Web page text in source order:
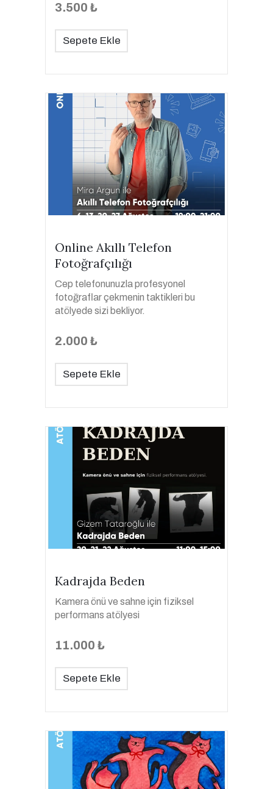
3.500 ₺
Sepete Ekle
Online Akıllı Telefon
Fotoğrafçılığı
Cep telefonunuzla profesyonel
fotoğraflar çekmenin taktikleri bu
atölyede sizi bekliyor.
2.000 ₺
Sepete Ekle
Kadrajda Beden
Kamera önü ve sahne için fiziksel
performans atölyesi
11.000 ₺
Sepete Ekle